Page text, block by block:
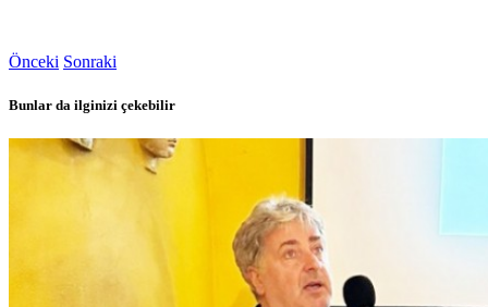
Önceki Sonraki
Bunlar da ilginizi çekebilir